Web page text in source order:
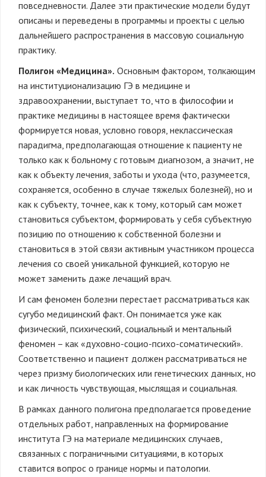
повседневности. Далее эти практические модели будут
описаны и переведены в программы и проекты с целью
дальнейшего распространения в массовую социальную
практику.
Полигон «Медицина». Основным фактором, толкающим
на институционализацию ГЭ в медицине и
здравоохранении, выступает то, что в философии и
практике медицины в настоящее время фактически
формируется новая, условно говоря, неклассическая
парадигма, предполагающая отношение к пациенту не
только как к больному с готовым диагнозом, а значит, не
как к объекту лечения, заботы и ухода (что, разумеется,
сохраняется, особенно в случае тяжелых болезней), но и
как к субъекту, точнее, как к тому, который сам может
становиться субъектом, формировать у себя субъектную
позицию по отношению к собственной болезни и
становиться в этой связи активным участником процесса
лечения со своей уникальной функцией, которую не
может заменить даже лечащий врач.
И сам феномен болезни перестает рассматриваться как
сугубо медицинский факт. Он понимается уже как
физический, психический, социальный и ментальный
феномен – как «духовно-социо-психо-соматический».
Соответственно и пациент должен рассматриваться не
через призму биологических или генетических данных, но
и как личность чувствующая, мыслящая и социальная.
В рамках данного полигона предполагается проведение
отдельных работ, направленных на формирование
института ГЭ на материале медицинских случаев,
связанных с пограничными ситуациями, в которых
ставится вопрос о границе нормы и патологии.